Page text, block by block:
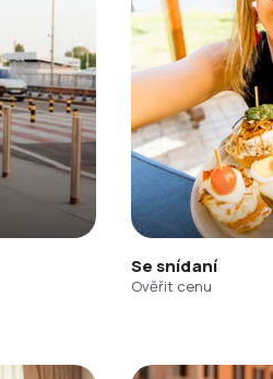
Se snídaní
Ověřit cenu